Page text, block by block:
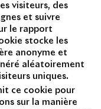
visiteurs, des
et suivre
le rapport
stocke les
anonyme et
aléatoirement
uniques.
ce cookie pour
sur la manière